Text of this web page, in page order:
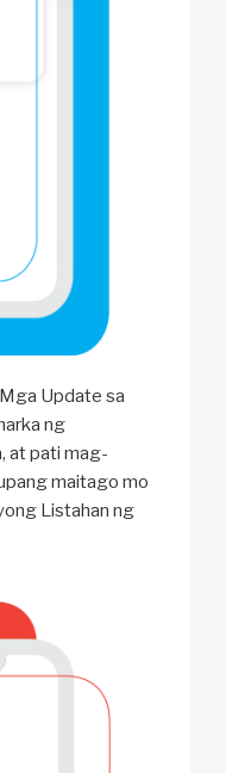
Update sa
ng
at pati mag-
maitago mo
Listahan ng